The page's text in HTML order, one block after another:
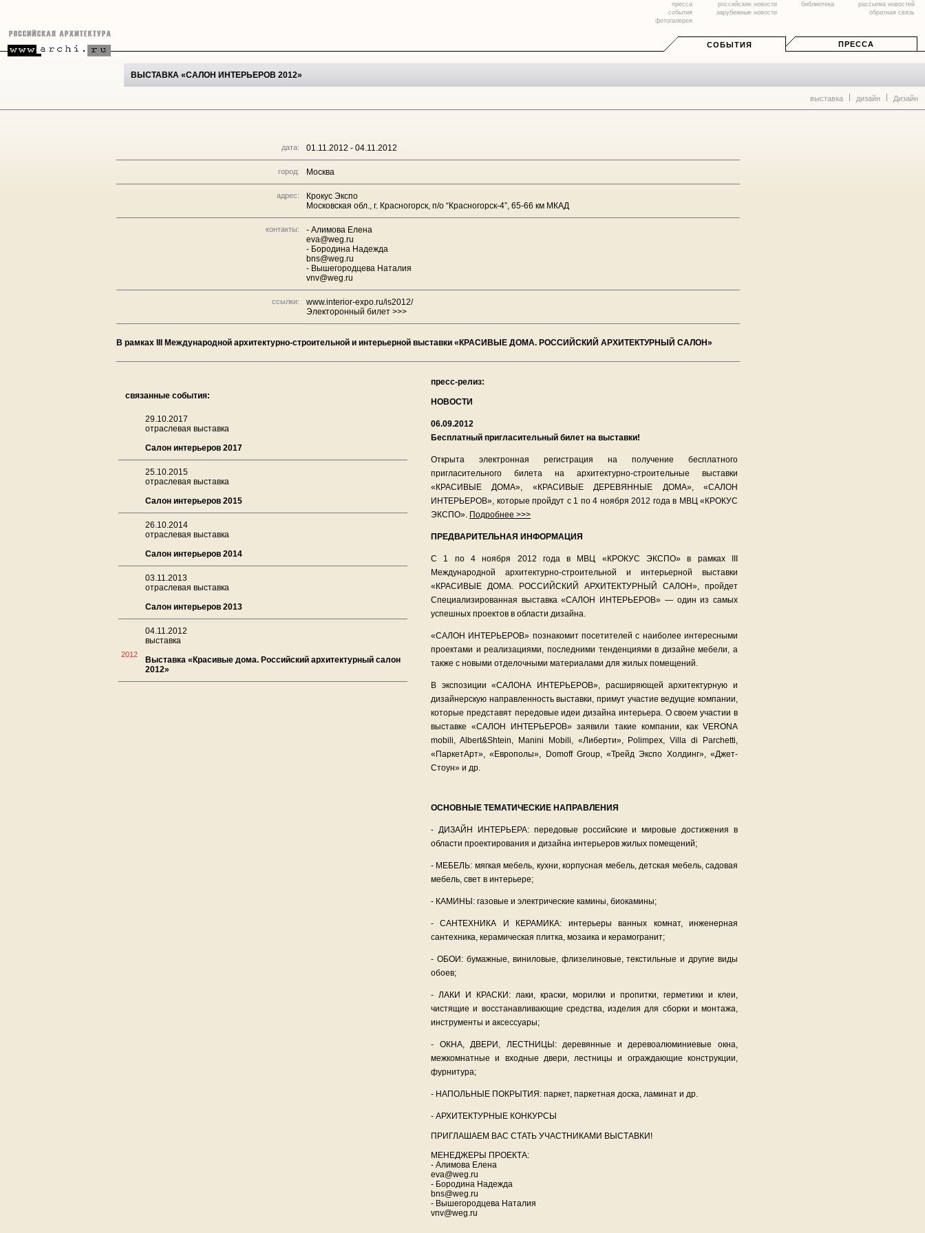
пресса
события
фотогалерея
российские новости
зарубежные новости
библиотека
рассылка новостей
обратная связь
СОБЫТИЯ ПРЕССА
ВЫСТАВКА «САЛОН ИНТЕРЬЕРОВ 2012»
выставка дизайн Дизайн
дата: 01.11.2012 - 04.11.2012
город: Москва
адрес:
Крокус Экспо
Московская обл., г. Красногорск, п/о “Красногорск-4”, 65-66 км МКАД
контакты:
- Алимова Елена
eva@weg.ru
- Бородина Надежда
bns@weg.ru
- Вышегородцева Наталия
vnv@weg.ru
ссылки:
www.interior-expo.ru/is2012/
Электоронный билет >>>
В рамках III Международной архитектурно-строительной и интерьерной выставки «КРАСИВЫЕ ДОМА. РОССИЙСКИЙ АРХИТЕКТУРНЫЙ САЛОН»
связанные события:
29.10.2017
отраслевая выставка
Салон интерьеров 2017
25.10.2015
отраслевая выставка
Салон интерьеров 2015
26.10.2014
отраслевая выставка
Салон интерьеров 2014
03.11.2013
отраслевая выставка
Салон интерьеров 2013
2012
04.11.2012
выставка
Выставка «Красивые дома. Российский архитектурный салон
2012»
пресс-релиз:
НОВОСТИ
06.09.2012
Бесплатный пригласительный билет на выставки!
Открыта электронная регистрация на получение бесплатного
пригласительного билета на архитектурно-строительные выставки
«КРАСИВЫЕ ДОМА», «КРАСИВЫЕ ДЕРЕВЯННЫЕ ДОМА», «САЛОН
ИНТЕРЬЕРОВ», которые пройдут с 1 по 4 ноября 2012 года в МВЦ «КРОКУС
ЭКСПО». Подробнее >>>
ПРЕДВАРИТЕЛЬНАЯ ИНФОРМАЦИЯ
С 1 по 4 ноября 2012 года в МВЦ «КРОКУС ЭКСПО» в рамках III
Международной архитектурно-строительной и интерьерной выставки
«КРАСИВЫЕ ДОМА. РОССИЙСКИЙ АРХИТЕКТУРНЫЙ САЛОН», пройдет
Специализированная выставка «САЛОН ИНТЕРЬЕРОВ» — один из самых
успешных проектов в области дизайна.
«САЛОН ИНТЕРЬЕРОВ» познакомит посетителей с наиболее интересными
проектами и реализациями, последними тенденциями в дизайне мебели, а
также с новыми отделочными материалами для жилых помещений.
В экспозиции «САЛОНА ИНТЕРЬЕРОВ», расширяющей архитектурную и
дизайнерскую направленность выставки, примут участие ведущие компании,
которые представят передовые идеи дизайна интерьера. О своем участии в
выставке «САЛОН ИНТЕРЬЕРОВ» заявили такие компании, как VERONA
mobili, Albert&Shtein, Manini Mobili, «Либерти», Polimpex, Villa di Parchetti,
«ПаркетАрт», «Европолы», Domoff Group, «Трейд Экспо Холдинг», «Джет-
Стоун» и др.
ОСНОВНЫЕ ТЕМАТИЧЕСКИЕ НАПРАВЛЕНИЯ
- ДИЗАЙН ИНТЕРЬЕРА: передовые российские и мировые достижения в
области проектирования и дизайна интерьеров жилых помещений;
- МЕБЕЛЬ: мягкая мебель, кухни, корпусная мебель, детская мебель, садовая
мебель, свет в интерьере;
- КАМИНЫ: газовые и электрические камины, биокамины;
- САНТЕХНИКА И КЕРАМИКА: интерьеры ванных комнат, инженерная
сантехника, керамическая плитка, мозаика и керамогранит;
- ОБОИ: бумажные, виниловые, флизелиновые, текстильные и другие виды
обоев;
- ЛАКИ И КРАСКИ: лаки, краски, морилки и пропитки, герметики и клеи,
чистящие и восстанавливающие средства, изделия для сборки и монтажа,
инструменты и аксессуары;
- ОКНА, ДВЕРИ, ЛЕСТНИЦЫ: деревянные и деревоалюминиевые окна,
межкомнатные и входные двери, лестницы и ограждающие конструкции,
фурнитура;
- НАПОЛЬНЫЕ ПОКРЫТИЯ: паркет, паркетная доска, ламинат и др.
- АРХИТЕКТУРНЫЕ КОНКУРСЫ
ПРИГЛАШАЕМ ВАС СТАТЬ УЧАСТНИКАМИ ВЫСТАВКИ!
МЕНЕДЖЕРЫ ПРОЕКТА:
- Алимова Елена
eva@weg.ru
- Бородина Надежда
bns@weg.ru
- Вышегородцева Наталия
vnv@weg.ru